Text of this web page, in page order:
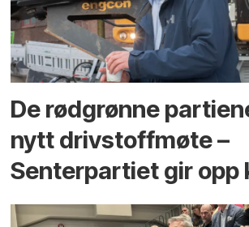
De rødgrønne
nytt drivstoffmøte –
Senterpartiet gir opp